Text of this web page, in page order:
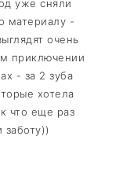
уже сняли
материалу -
очень
приключении
- за 2 зуба
хотела
что еще раз